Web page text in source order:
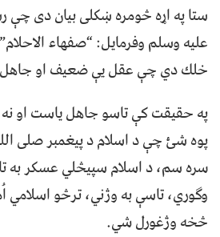
ستا په اړه څومره ښكلى بيان دى چې
عليه وسلم وفرمايل: “صفهاء
خلك دي چې عقل يې ضعيف او
په حقیقت کې تاسو جاهل یاست او نه
پوه شئ چې د اسلام د پیغمبر صلی
سره سم، د اسلام سپیڅلي عسکر
وګوري، تاسې به وژني، ترڅو اسلامي
څخه وژغورل شي.